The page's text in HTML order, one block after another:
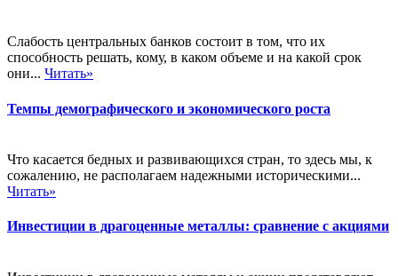
Слабость центральных банков состоит в том, что их
способность решать, кому, в каком объеме и на какой срок
они... Читать»
Темпы демографического и экономического роста
Что касается бедных и развивающихся стран, то здесь мы, к
сожалению, не располагаем надежными историческими...
Читать»
Инвестиции в драгоценные металлы: сравнение с акциями